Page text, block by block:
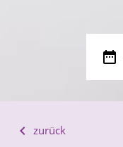
zurück